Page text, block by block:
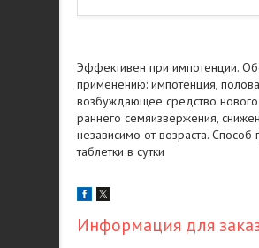
Эффективен при импотенции.
применению: импотенция,
возбуждающее средство
раннего семяизвержения,
независимо от возраста.
таблетки в сутки
Информация для